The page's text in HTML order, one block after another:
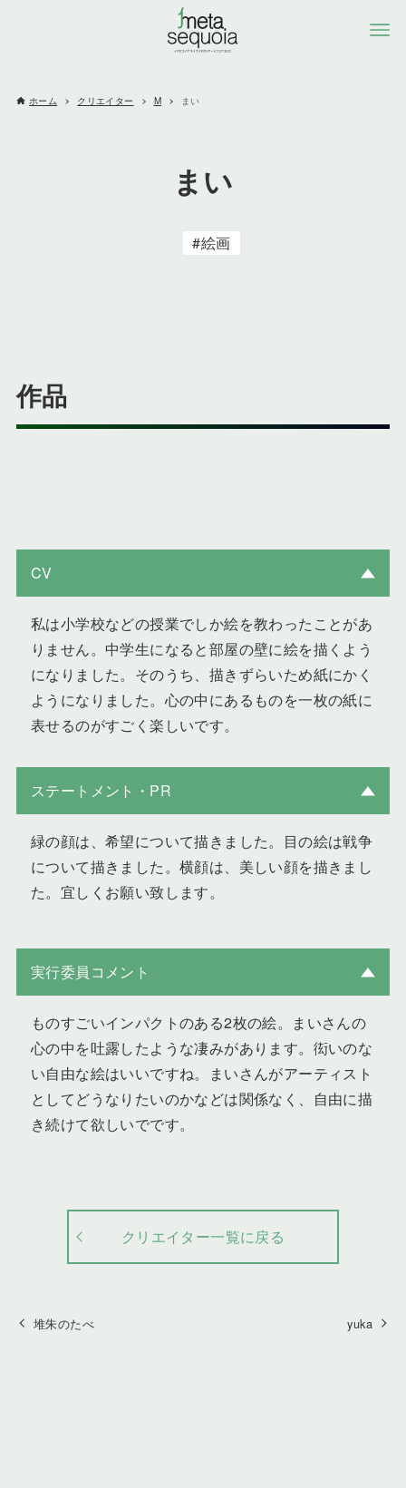
ホーム クリエイター M まい
まい
絵画
作品
CV
私は小学校などの授業でしか絵を教わったことがあ
りません。中学生になると部屋の壁に絵を描くよう
になりました。そのうち、描きずらいため紙にかく
ようになりました。心の中にあるものを一枚の紙に
表せるのがすごく楽しいです。
ステートメント・PR
緑の顔は、希望について描きました。目の絵は戦争
について描きました。横顔は、美しい顔を描きまし
た。宜しくお願い致します。
実行委員コメント
ものすごいインパクトのある2枚の絵。まいさんの
心の中を吐露したような凄みがあります。衒いのな
い自由な絵はいいですね。まいさんがアーティスト
としてどうなりたいのかなどは関係なく、自由に描
き続けて欲しいでです。
クリエイター一覧に戻る
堆朱のたべ yuka